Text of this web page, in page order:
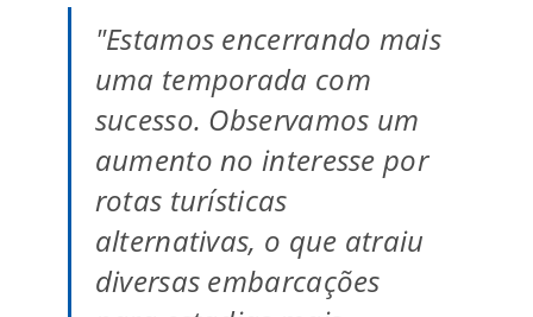
"Estamos encerrando mais
uma temporada com
sucesso. Observamos um
aumento no interesse por
rotas turísticas
alternativas, o que atraiu
diversas embarcações